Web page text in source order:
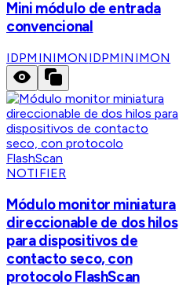
Mini módulo de entrada
convencional
IDPMINIMON IDPMINIMON
NOTIFIER
Módulo monitor miniatura
direccionable de dos hilos
para dispositivos de
contacto seco, con
protocolo FlashScan